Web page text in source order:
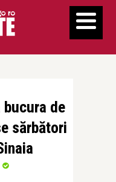
bucura de
sărbători